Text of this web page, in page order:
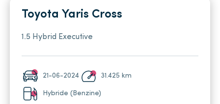
Toyota Yaris Cross
1.5 Hybrid Executive
21-06-2024 31.425 km
Hybride (Benzine)